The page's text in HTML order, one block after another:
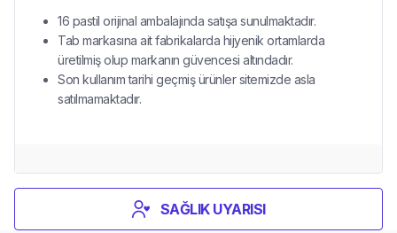
16 pastil orijinal ambalajında satışa sunulmaktadır.
Tab markasına ait fabrikalarda hijyenik ortamlarda
üretilmiş olup markanın güvencesi altındadır.
Son kullanım tarihi geçmiş ürünler sitemizde asla
satılmamaktadır.
SAĞLIK UYARISI